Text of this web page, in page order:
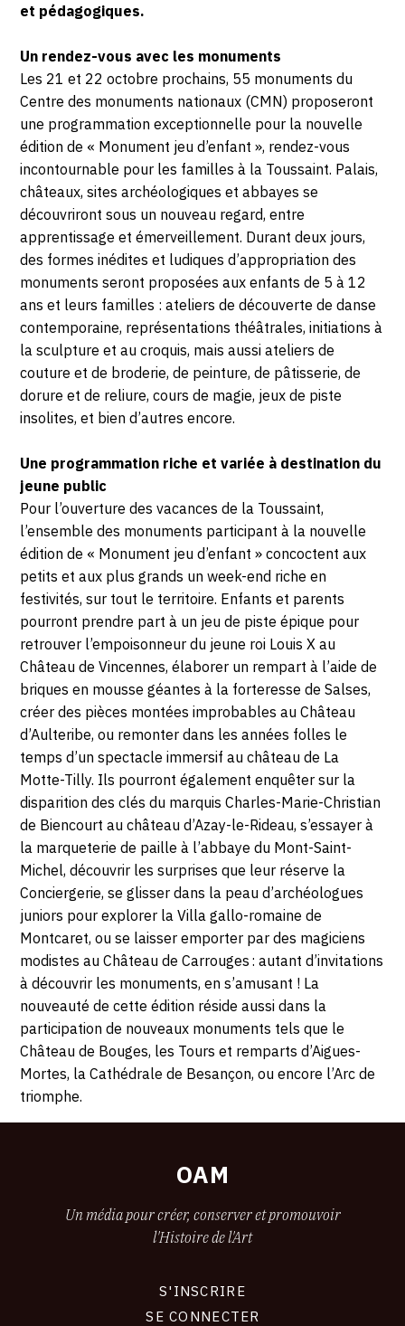
OCTOBRE
2023
et pédagogiques.
Un rendez-vous avec les monuments
Les 21 et 22 octobre prochains, 55 monuments du
Centre des monuments nationaux (CMN) proposeront
une programmation exceptionnelle pour la nouvelle
édition de « Monument jeu d’enfant », rendez-vous
incontournable pour les familles à la Toussaint. Palais,
châteaux, sites archéologiques et abbayes se
découvriront sous un nouveau regard, entre
apprentissage et émerveillement. Durant deux jours,
des formes inédites et ludiques d’appropriation des
monuments seront proposées aux enfants de 5 à 12
ans et leurs familles : ateliers de découverte de danse
contemporaine, représentations théâtrales, initiations à
la sculpture et au croquis, mais aussi ateliers de
couture et de broderie, de peinture, de pâtisserie, de
dorure et de reliure, cours de magie, jeux de piste
insolites, et bien d’autres encore.
Une programmation riche et variée à destination du
jeune public
Pour l’ouverture des vacances de la Toussaint,
l’ensemble des monuments participant à la nouvelle
édition de « Monument jeu d’enfant » concoctent aux
petits et aux plus grands un week-end riche en
festivités, sur tout le territoire. Enfants et parents
pourront prendre part à un jeu de piste épique pour
retrouver l’empoisonneur du jeune roi Louis X au
Château de Vincennes, élaborer un rempart à l’aide de
briques en mousse géantes à la forteresse de Salses,
créer des pièces montées improbables au Château
d’Aulteribe, ou remonter dans les années folles le
temps d’un spectacle immersif au château de La
Motte-Tilly. Ils pourront également enquêter sur la
disparition des clés du marquis Charles-Marie-Christian
de Biencourt au château d’Azay-le-Rideau, s’essayer à
la marqueterie de paille à l’abbaye du Mont-Saint-
Michel, découvrir les surprises que leur réserve la
Conciergerie, se glisser dans la peau d’archéologues
juniors pour explorer la Villa gallo-romaine de
Montcaret, ou se laisser emporter par des magiciens
modistes au Château de Carrouges : autant d’invitations
à découvrir les monuments, en s’amusant ! La
nouveauté de cette édition réside aussi dans la
participation de nouveaux monuments tels que le
Château de Bouges, les Tours et remparts d’Aigues-
Mortes, la Cathédrale de Besançon, ou encore l’Arc de
triomphe.
OAM
Un média pour créer, conserver et promouvoir
l'Histoire de l'Art
S'INSCRIRE
SE CONNECTER